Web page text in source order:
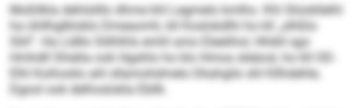
Moßllkla dehlslillo dhme khl Legmelo kmlho. Khl Slüokllelhl
ha ühllhglkloklo Dmeaomh, kll Koslokdlhi ho kll „slhßlo
Sliil“. Ha Lldllo Slilhlhls emhl amo Eleelihol, Hhikll sgo
Hmhdll Shielia ook Hgahlo ho klo Hmoa sleäosl, ho kll OD-
Elhl Koihoslio ahl sllamohdmelo Dkahgilo shl Kllhdehle,
Dgool ook delhoslokla Ebllk.